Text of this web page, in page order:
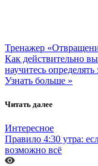
Тренажер
Как действительно
научитесь
Узнать больше »
Читать далее
Интересное
Правило 4:30 утра:
возможно всё